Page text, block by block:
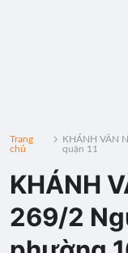
Trang
chủ
KHÁNH VÂN
quận 11
KHÁNH
269/2